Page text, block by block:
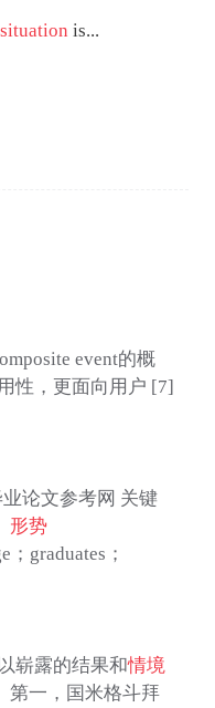
situation is...
event的概
性，更面向用户 [7]
论文参考网 关键
形势
graduates；
崭露的结果和情境
第一，国米格斗拜